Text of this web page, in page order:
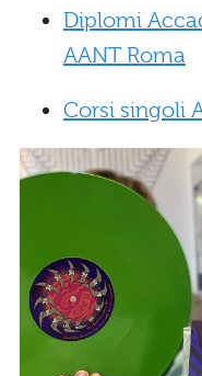
Diplomi
AANT Roma
Corsi singoli